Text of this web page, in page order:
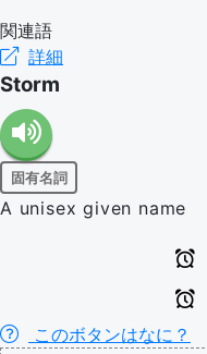
関連語
詳細
Storm
固有名詞
A unisex given name
このボタンはなに？